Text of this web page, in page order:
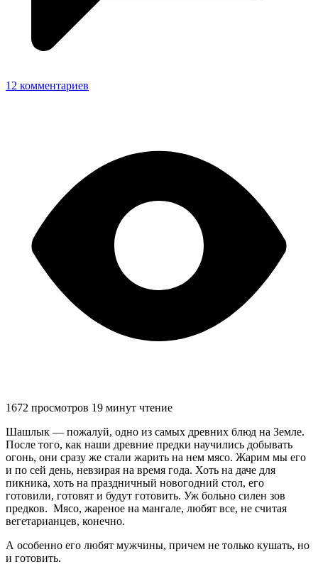
12 комментариев
1672 просмотров 19 минут чтение
Шашлык — пожалуй, одно из самых древних блюд на Земле.
После того, как наши древние предки научились добывать
огонь, они сразу же стали жарить на нем мясо. Жарим мы его
и по сей день, невзирая на время года. Хоть на даче для
пикника, хоть на праздничный новогодний стол, его
готовили, готовят и будут готовить. Уж больно силен зов
предков. Мясо, жареное на мангале, любят все, не считая
вегетарианцев, конечно.
А особенно его любят мужчины, причем не только кушать, но
и готовить.